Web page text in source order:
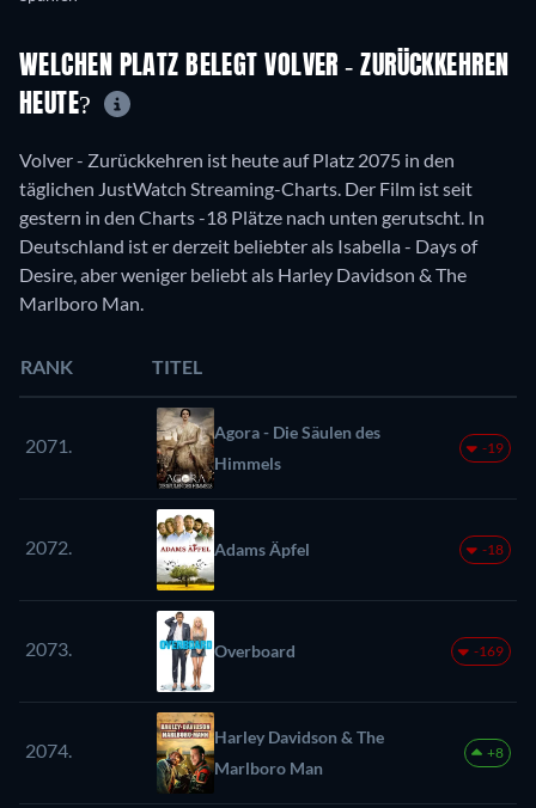
WELCHEN PLATZ BELEGT VOLVER - ZURÜCKKEHREN
HEUTE?
Volver - Zurückkehren ist heute auf Platz 2075 in den
täglichen JustWatch Streaming-Charts. Der Film ist seit
gestern in den Charts -18 Plätze nach unten gerutscht. In
Deutschland ist er derzeit beliebter als Isabella - Days of
Desire, aber weniger beliebt als Harley Davidson & The
Marlboro Man.
RANK TITEL
2071.
Agora - Die Säulen des
Himmels
-19
2072. Adams Äpfel -18
2073. Overboard -169
2074.
Harley Davidson & The
Marlboro Man
+8